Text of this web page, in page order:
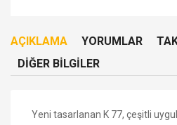
AÇIKLAMA YORUMLAR
DIĞER BILGILER
Yeni tasarlanan K 77, çeşitli